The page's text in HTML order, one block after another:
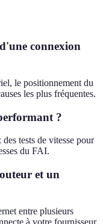
connexion
le positionnement du
les plus fréquentes.
?
tests de vitesse pour
du FAI.
et un
entre plusieurs
à votre fournisseur